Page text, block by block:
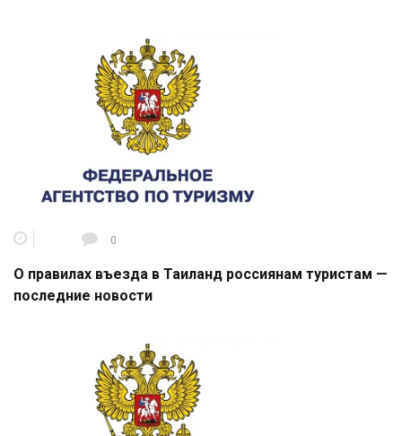
0
О правилах въезда в Таиланд россиянам туристам —
последние новости